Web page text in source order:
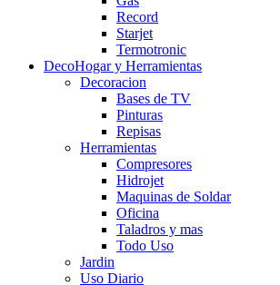
Record
Starjet
Termotronic
DecoHogar y Herramientas
Decoracion
Bases de TV
Pinturas
Repisas
Herramientas
Compresores
Hidrojet
Maquinas de Soldar
Oficina
Taladros y mas
Todo Uso
Jardin
Uso Diario